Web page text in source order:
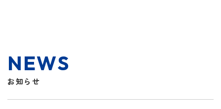
NEWS
お知らせ